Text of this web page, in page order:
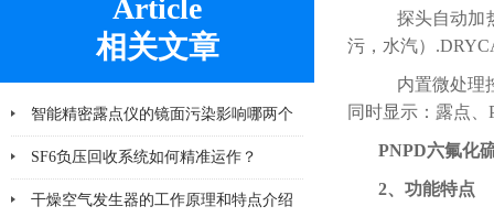
Article
相关文章
智能精密露点仪的镜面污染影响哪两个
方面
SF6负压回收系统如何精准运作？
干燥空气发生器的工作原理和特点介绍
探头自动加
污，水汽）
内置微处理
同时显示：露点
PNPD六氟化
2、功能特点